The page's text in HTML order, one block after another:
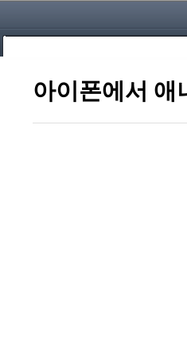
아이폰에서 애